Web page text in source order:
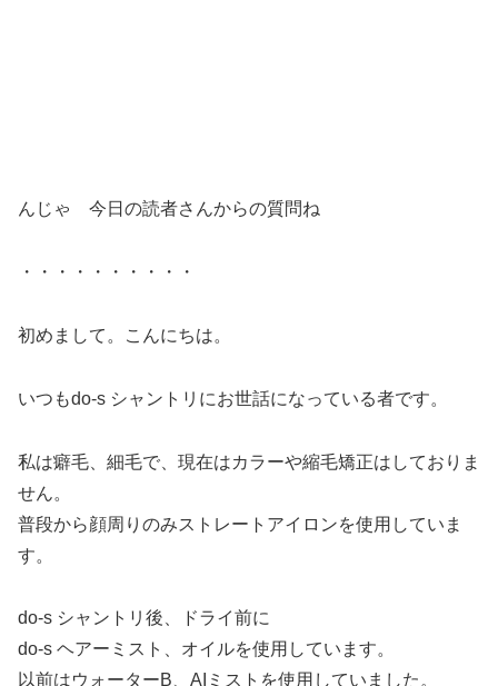
んじゃ 今日の読者さんからの質問ね
・・・・・・・・・・
初めまして。こんにちは。
いつもdo-s シャントリにお世話になっている者です。
私は癖毛、細毛で、現在はカラーや縮毛矯正はしておりま
せん。
普段から顔周りのみストレートアイロンを使用していま
す。
do-s シャントリ後、ドライ前に
do-s ヘアーミスト、オイルを使用しています。
以前はウォーターB、AIミストを使用していました。